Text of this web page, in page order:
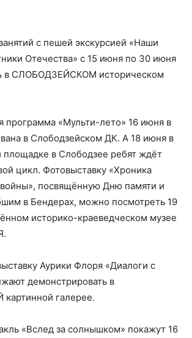
с пешей экскурсией «Наши
Отечества» с 15 июня по 30 июня
в СЛОБОДЗЕЙСКОМ историческом
программа «Мульти-лето» 16 июня в
в Слободзейском ДК. А 18 июня в
площадке в Слободзее ребят ждёт
цикл. Фотовыставку «Хроника
посвящённую Дню памяти и
в Бендерах, можно посмотреть 19
историко-краеведческом музее
Аурики Флоря «Диалоги с
демонстрировать в
галерее.
«Вслед за солнышком» покажут 16